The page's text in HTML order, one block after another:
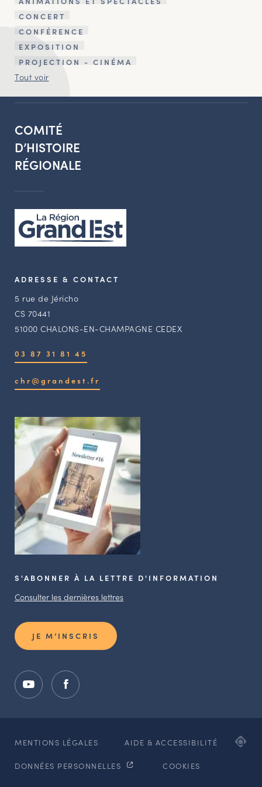
CONCERT
CONFÉRENCE
EXPOSITION
PROJECTION - CINÉMA
Tout voir
COMITÉ
D’HISTOIRE
RÉGIONALE
ADRESSE & CONTACT
5 rue de Jéricho
CS 70441
51000 CHALONS-EN-CHAMPAGNE CEDEX
03 87 31 81 45
chr@grandest.fr
S'ABONNER À LA LETTRE D'INFORMATION
Consulter les dernières lettres
JE M’INSCRIS
MENTIONS LÉGALES AIDE & ACCESSIBILITÉ
DONNÉES PERSONNELLES COOKIES